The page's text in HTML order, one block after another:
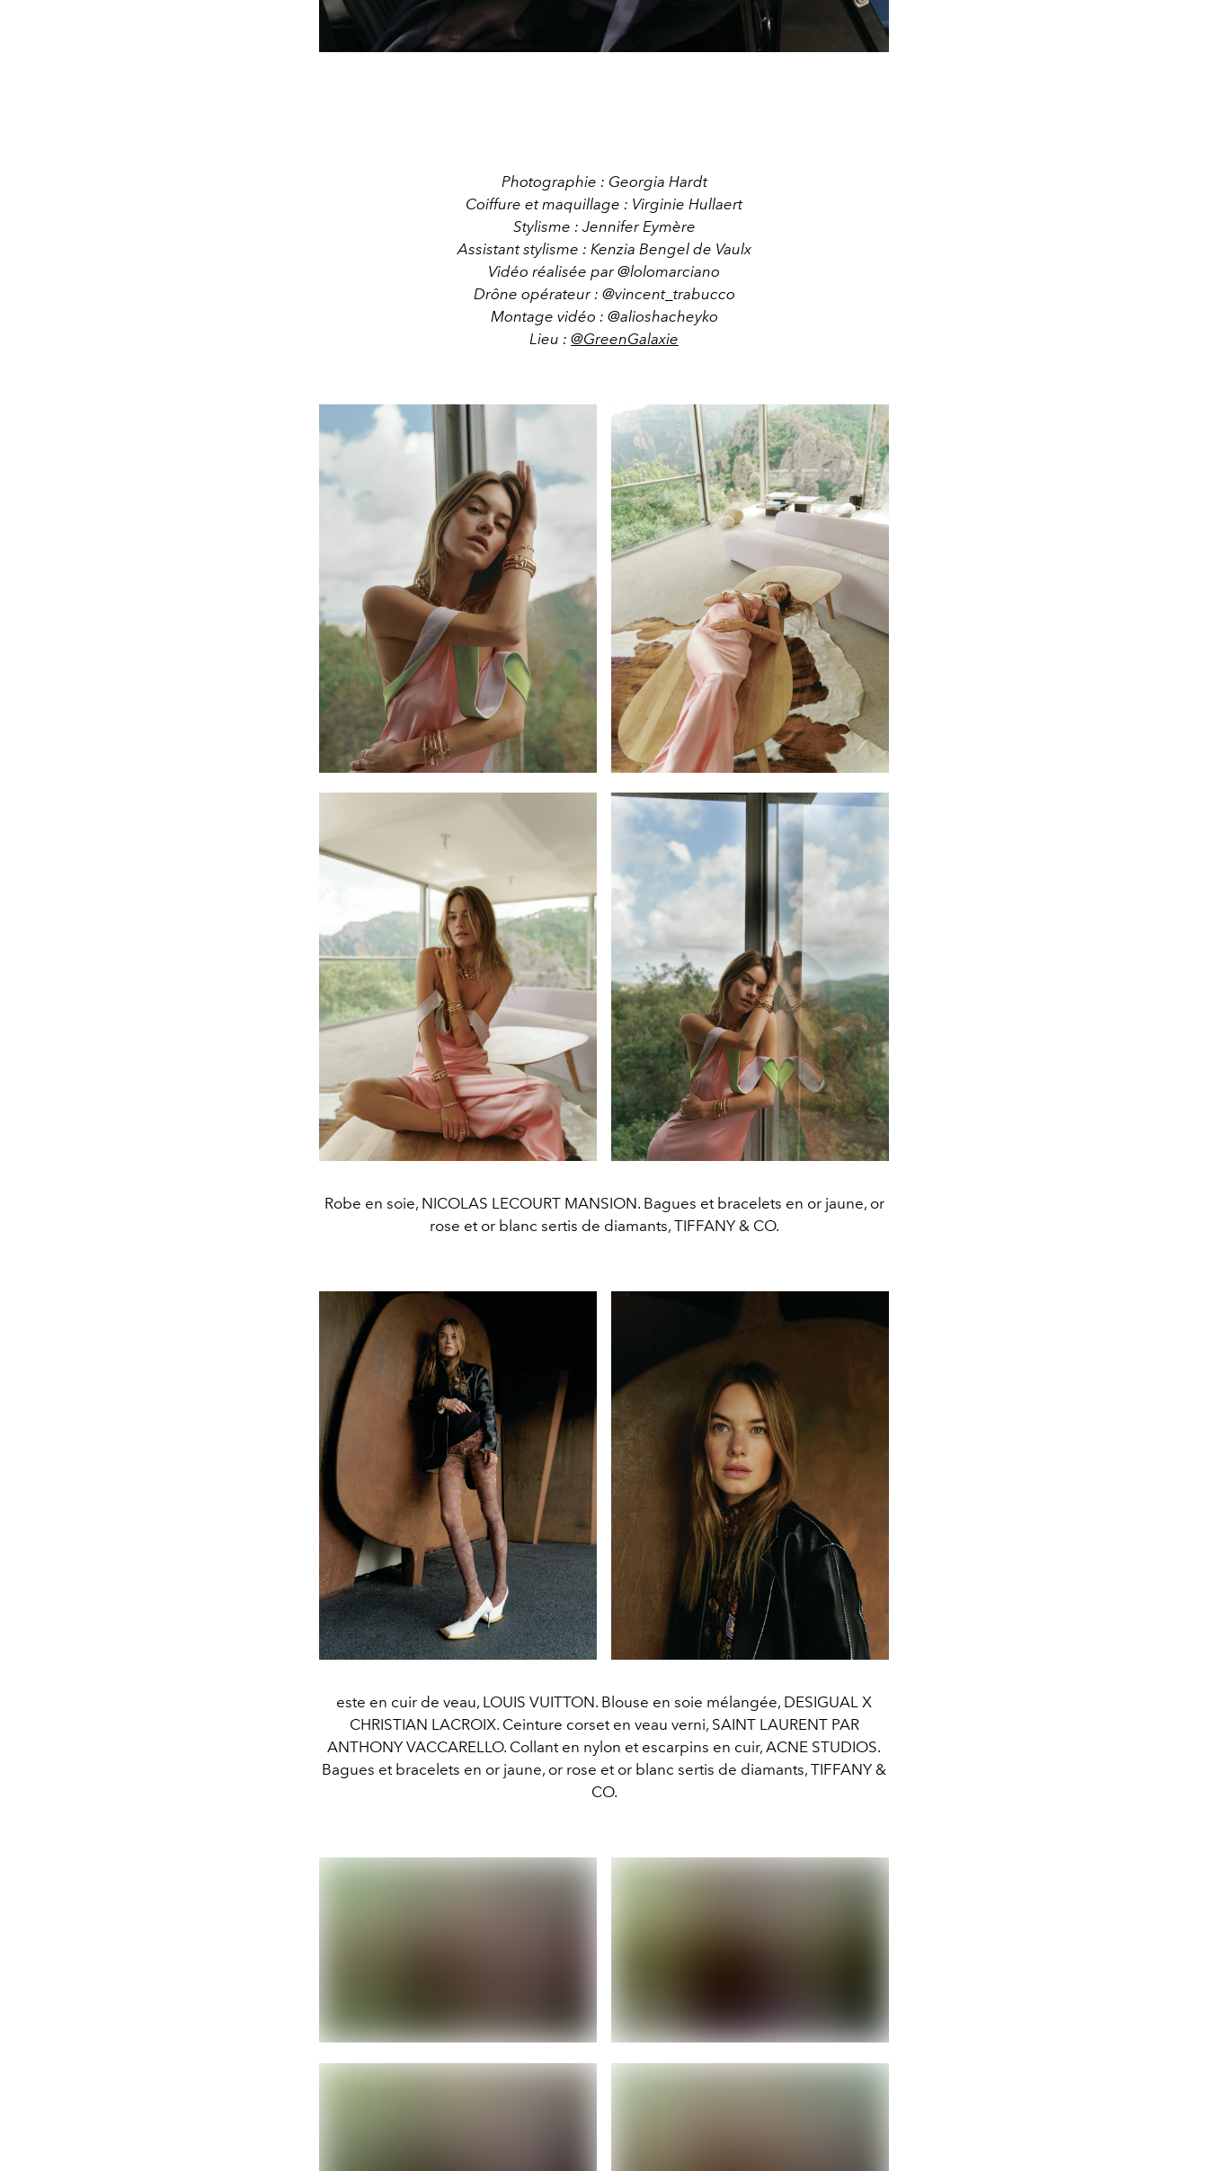
Photographie : Georgia Hardt
Coiffure et maquillage : Virginie Hullaert
Stylisme : Jennifer Eymère
Assistant stylisme : Kenzia Bengel de Vaulx
Vidéo réalisée par @lolomarciano
Drône opérateur : @vincent_trabucco
Montage vidéo : @alioshacheyko
Lieu : @GreenGalaxie
Robe en soie, NICOLAS LECOURT MANSION. Bagues et bracelets en or jaune, or
rose et or blanc sertis de diamants, TIFFANY & CO.
este en cuir de veau, LOUIS VUITTON. Blouse en soie mélangée, DESIGUAL X
CHRISTIAN LACROIX. Ceinture corset en veau verni, SAINT LAURENT PAR
ANTHONY VACCARELLO. Collant en nylon et escarpins en cuir, ACNE STUDIOS.
Bagues et bracelets en or jaune, or rose et or blanc sertis de diamants, TIFFANY &
CO.